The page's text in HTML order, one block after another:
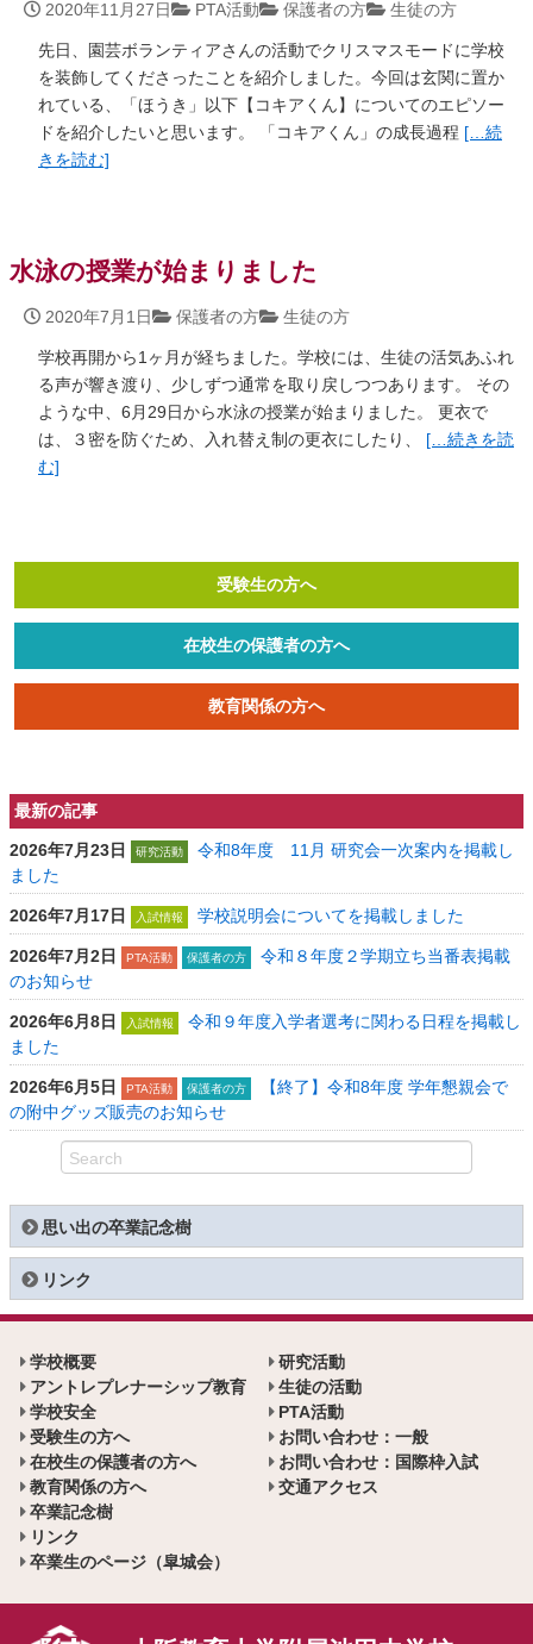
2020年11月27日 PTA活動 保護者の方 生徒の方
先日、園芸ボランティアさんの活動でクリスマスモードに学校
を装飾してくださったことを紹介しました。今回は玄関に置か
れている、「ほうき」以下【コキアくん】についてのエピソー
ドを紹介したいと思います。 「コキアくん」の成長過程 [… 続
きを読む]
水泳の授業が始まりました
2020年7月1日 保護者の方 生徒の方
学校再開から1ヶ月が経ちました。学校には、生徒の活気あふれ
る声が響き渡り、少しずつ通常を取り戻しつつあります。 その
ような中、6月29日から水泳の授業が始まりました。 更衣で
は、３密を防ぐため、入れ替え制の更衣にしたり、 [… 続きを読
む]
受験生の方へ
在校生の保護者の方へ
教育関係の方へ
最新の記事
2026年7月23日 研究活動
令和8年度 11月 研究会一次案内を掲載し
ました
2026年7月17日 入試情報 学校説明会についてを掲載しました
2026年7月2日 PTA活動 保護者の方
令和８年度２学期立ち当番表掲載
のお知らせ
2026年6月8日 入試情報
令和９年度入学者選考に関わる日程を掲載し
ました
2026年6月5日 PTA活動 保護者の方
【終了】令和8年度 学年懇親会で
の附中グッズ販売のお知らせ
思い出の卒業記念樹
リンク
学校概要
アントレプレナーシップ教育
学校安全
研究活動
生徒の活動
PTA活動
受験生の方へ
在校生の保護者の方へ
教育関係の方へ
お問い合わせ：一般
お問い合わせ：国際枠入試
交通アクセス
卒業記念樹
リンク
卒業生のページ（皐城会）